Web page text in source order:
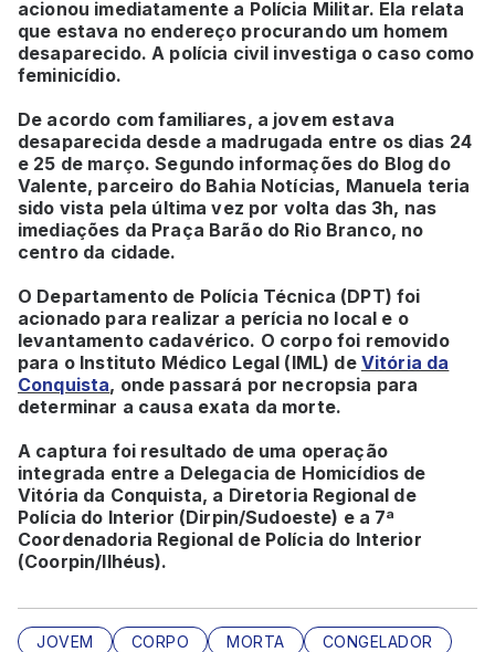
acionou imediatamente a Polícia Militar. Ela relata
que estava no endereço procurando um homem
desaparecido. A polícia civil investiga o caso como
feminicídio.
De acordo com familiares, a jovem estava
desaparecida desde a madrugada entre os dias 24
e 25 de março. Segundo informações do Blog do
Valente, parceiro do Bahia Notícias, Manuela teria
sido vista pela última vez por volta das 3h, nas
imediações da Praça Barão do Rio Branco, no
centro da cidade.
O Departamento de Polícia Técnica (DPT) foi
acionado para realizar a perícia no local e o
levantamento cadavérico. O corpo foi removido
para o Instituto Médico Legal (IML) de Vitória da
Conquista, onde passará por necropsia para
determinar a causa exata da morte.
A captura foi resultado de uma operação
integrada entre a Delegacia de Homicídios de
Vitória da Conquista, a Diretoria Regional de
Polícia do Interior (Dirpin/Sudoeste) e a 7ª
Coordenadoria Regional de Polícia do Interior
(Coorpin/Ilhéus).
JOVEM CORPO MORTA
CONGELADOR